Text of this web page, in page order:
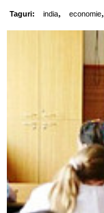
Taguri: india, economie,